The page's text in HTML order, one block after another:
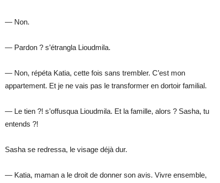
— Non.
— Pardon ? s’étrangla Lioudmila.
— Non, répéta Katia, cette fois sans trembler. C’est mon
appartement. Et je ne vais pas le transformer en dortoir familial.
— Le tien ?! s’offusqua Lioudmila. Et la famille, alors ? Sasha, tu
entends ?!
Sasha se redressa, le visage déjà dur.
— Katia, maman a le droit de donner son avis. Vivre ensemble,